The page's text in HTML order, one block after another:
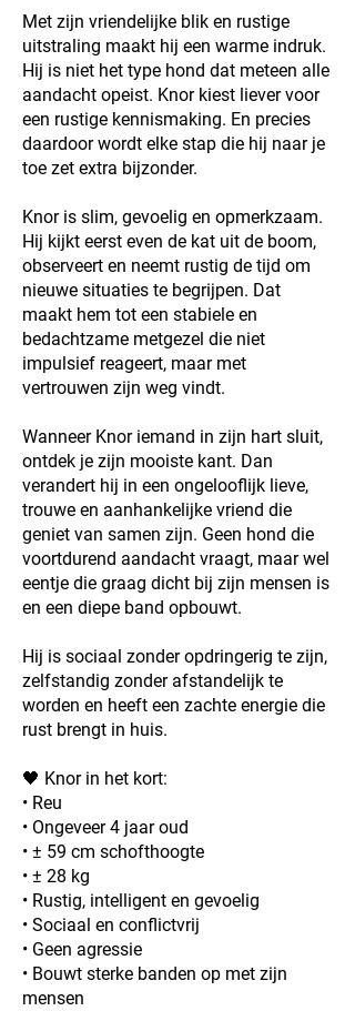
Met zijn vriendelijke blik en rustige
uitstraling maakt hij een warme indruk.
Hij is niet het type hond dat meteen alle
aandacht opeist. Knor kiest liever voor
een rustige kennismaking. En precies
daardoor wordt elke stap die hij naar je
toe zet extra bijzonder.
Knor is slim, gevoelig en opmerkzaam.
Hij kijkt eerst even de kat uit de boom,
observeert en neemt rustig de tijd om
nieuwe situaties te begrijpen. Dat
maakt hem tot een stabiele en
bedachtzame metgezel die niet
impulsief reageert, maar met
vertrouwen zijn weg vindt.
Wanneer Knor iemand in zijn hart sluit,
ontdek je zijn mooiste kant. Dan
verandert hij in een ongelooflijk lieve,
trouwe en aanhankelijke vriend die
geniet van samen zijn. Geen hond die
voortdurend aandacht vraagt, maar wel
eentje die graag dicht bij zijn mensen is
en een diepe band opbouwt.
Hij is sociaal zonder opdringerig te zijn,
zelfstandig zonder afstandelijk te
worden en heeft een zachte energie die
rust brengt in huis.
🖤 Knor in het kort:
• Reu
• Ongeveer 4 jaar oud
• ± 59 cm schofthoogte
• ± 28 kg
• Rustig, intelligent en gevoelig
• Sociaal en conflictvrij
• Geen agressie
• Bouwt sterke banden op met zijn
mensen